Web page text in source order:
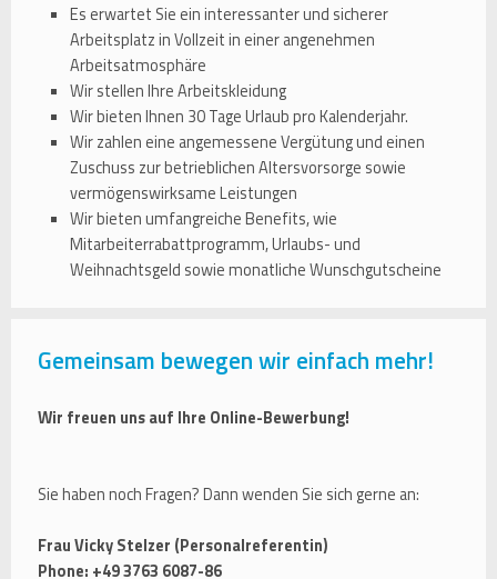
Es erwartet Sie ein interessanter und sicherer
Arbeitsplatz in Vollzeit in einer angenehmen
Arbeitsatmosphäre
Wir stellen Ihre Arbeitskleidung
Wir bieten Ihnen 30 Tage Urlaub pro Kalenderjahr.
Wir zahlen eine angemessene Vergütung und einen
Zuschuss zur betrieblichen Altersvorsorge sowie
vermögenswirksame Leistungen
Wir bieten umfangreiche Benefits, wie
Mitarbeiterrabattprogramm, Urlaubs- und
Weihnachtsgeld sowie monatliche Wunschgutscheine
Gemeinsam bewegen wir einfach mehr!
Wir freuen uns auf Ihre Online-Bewerbung!
Sie haben noch Fragen? Dann wenden Sie sich gerne an:
Frau Vicky Stelzer (Personalreferentin)
Phone: +49 3763 6087-86